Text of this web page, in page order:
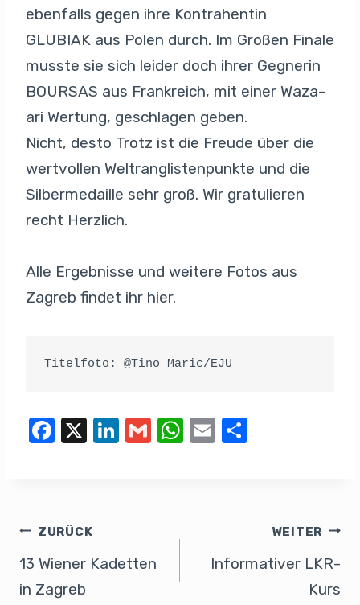
ebenfalls gegen ihre Kontrahentin
GLUBIAK aus Polen durch. Im Großen Finale
musste sie sich leider doch ihrer Gegnerin
BOURSAS aus Frankreich, mit einer Waza-
ari Wertung, geschlagen geben.
Nicht, desto Trotz ist die Freude über die
wertvollen Weltranglistenpunkte und die
Silbermedaille sehr groß. Wir gratulieren
recht Herzlich.
Alle Ergebnisse und weitere Fotos aus
Zagreb findet ihr hier.
Titelfoto: @Tino Maric/EJU
F
b
o
o
X
Li
n
G
W E
ZURÜCK
13 Wiener Kadetten
in Zagreb
WEITER
Informativer LKR-
Kurs